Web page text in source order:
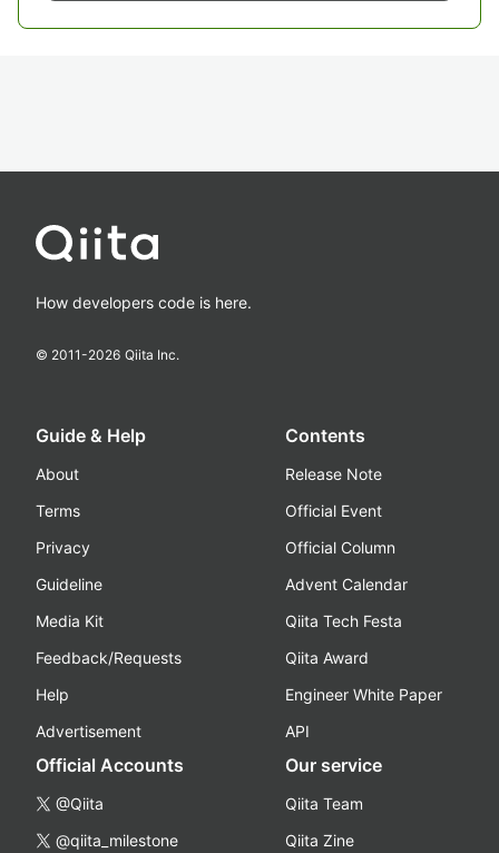
How developers code is here.
© 2011-2026 Qiita Inc.
Guide & Help
About
Terms
Privacy
Guideline
Media Kit
Feedback/Requests
Help
Advertisement
Contents
Release Note
Official Event
Official Column
Advent Calendar
Qiita Tech Festa
Qiita Award
Engineer White Paper
API
Official Accounts
@Qiita
@qiita_milestone
Our service
Qiita Team
Qiita Zine